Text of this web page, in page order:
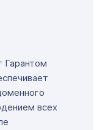
Гарантом
всех